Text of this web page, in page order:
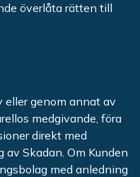
överlåta rätten till
eller genom annat av
medgivande, föra
direkt med
av Skadan. Om Kunden
med anledning